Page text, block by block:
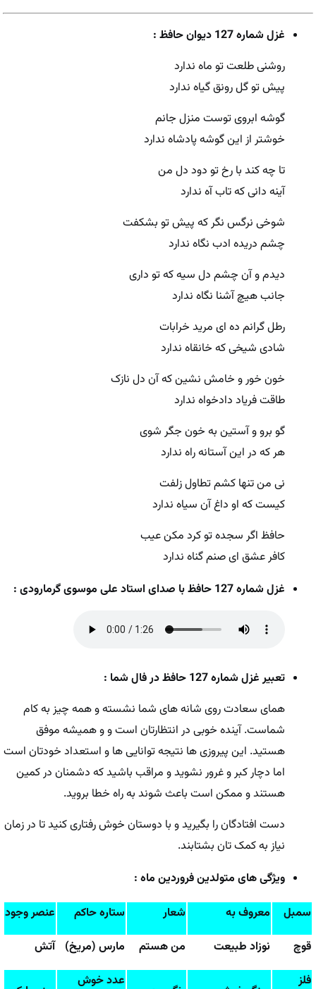
غزل شماره 127 دیوان حافظ :
روشنی طلعت تو ماه ندارد
پیش تو گل رونق گیاه ندارد
گوشه ابروی توست منزل جانم
خوشتر از این گوشه پادشاه ندارد
تا چه کند با رخ تو دود دل من
آینه دانی که تاب آه ندارد
شوخی نرگس نگر که پیش تو بشکفت
چشم دریده ادب نگاه ندارد
دیدم و آن چشم دل سیه که تو داری
جانب هیچ آشنا نگاه ندارد
رطل گرانم ده ای مرید خرابات
شادی شیخی که خانقاه ندارد
خون خور و خامش نشین که آن دل نازک
طاقت فریاد دادخواه ندارد
گو برو و آستین به خون جگر شوی
هر که در این آستانه راه ندارد
نی من تنها کشم تطاول زلفت
کیست که او داغ آن سیاه ندارد
حافظ اگر سجده تو کرد مکن عیب
کافر عشق ای صنم گناه ندارد
غزل شماره 127 حافظ با صدای استاد علی موسوی گرمارودی :
تعبیر غزل شماره 127 حافظ در فال شما :
همای سعادت روی شانه های شما نشسته و همه چیز به کام
شماست. آینده خوبی در انتظارتان است و و همیشه موفق
هستید. این پیروزی ها نتیجه توانایی ها و استعداد خودتان است
اما دچار کبر و غرور نشوید و مراقب باشید که دشمنان در کمین
هستند و ممکن است باعث شوند به راه خطا بروید.
دست افتادگان را بگیرید و با دوستان خوش رفتاری کنید تا در زمان
نیاز به کمک تان بشتابند.
ویژگی های متولدین فروردین ماه :
سمبل
معروف به شعار ستاره حاکم
عنصر وجود
قوچ
نوزاد طبیعت من هستم مارس (مریخ) آتش
فلز
عدد خوش